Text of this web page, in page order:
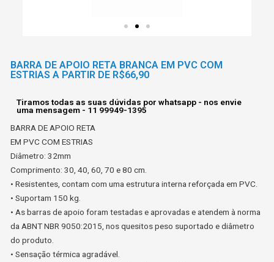
BARRA DE APOIO RETA BRANCA EM PVC COM
ESTRIAS A PARTIR DE R$66,90
Tiramos todas as suas dúvidas por whatsapp - nos envie
uma mensagem - 11 99949-1395
BARRA DE APOIO RETA
EM PVC COM ESTRIAS
Diâmetro: 32mm
Comprimento: 30, 40, 60, 70 e 80 cm.
• Resistentes, contam com uma estrutura interna reforçada em PVC.
• Suportam 150 kg.
• As barras de apoio foram testadas e aprovadas e atendem à norma
da ABNT NBR 9050:2015, nos quesitos peso suportado e diâmetro
do produto.
• Sensação térmica agradável.